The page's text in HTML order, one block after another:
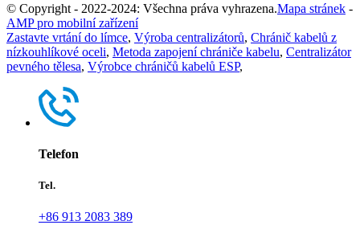
© Copyright - 2022-2024: Všechna práva vyhrazena.Mapa stránek -
AMP pro mobilní zařízení
Zastavte vrtání do límce, Výroba centralizátorů, Chránič kabelů z
nízkouhlíkové oceli, Metoda zapojení chrániče kabelu, Centralizátor
pevného tělesa, Výrobce chráničů kabelů ESP,
Telefon
Tel.
+86 913 2083 389